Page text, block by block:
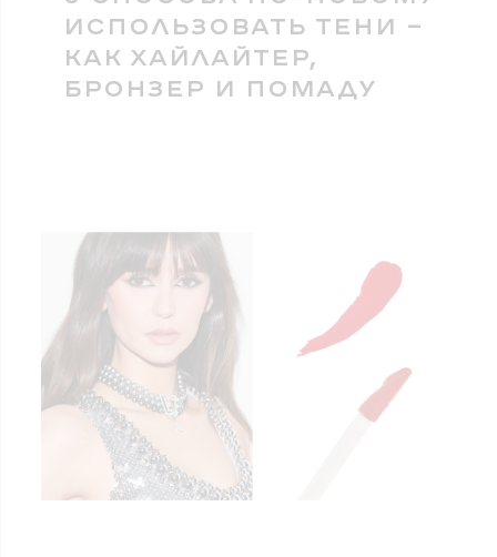
ИСПОЛЬЗОВАТЬ ТЕНИ —
КАК ХАЙЛАЙТЕР,
БРОНЗЕР И ПОМАДУ